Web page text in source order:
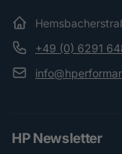
+49 (0) 6291
HP Newsletter